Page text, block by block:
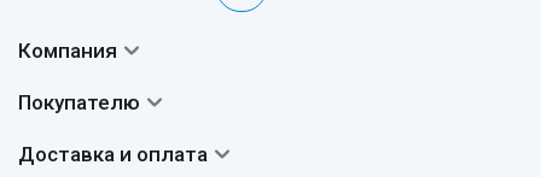
Компания
Авторы
Покупателю
Доставка и оплата